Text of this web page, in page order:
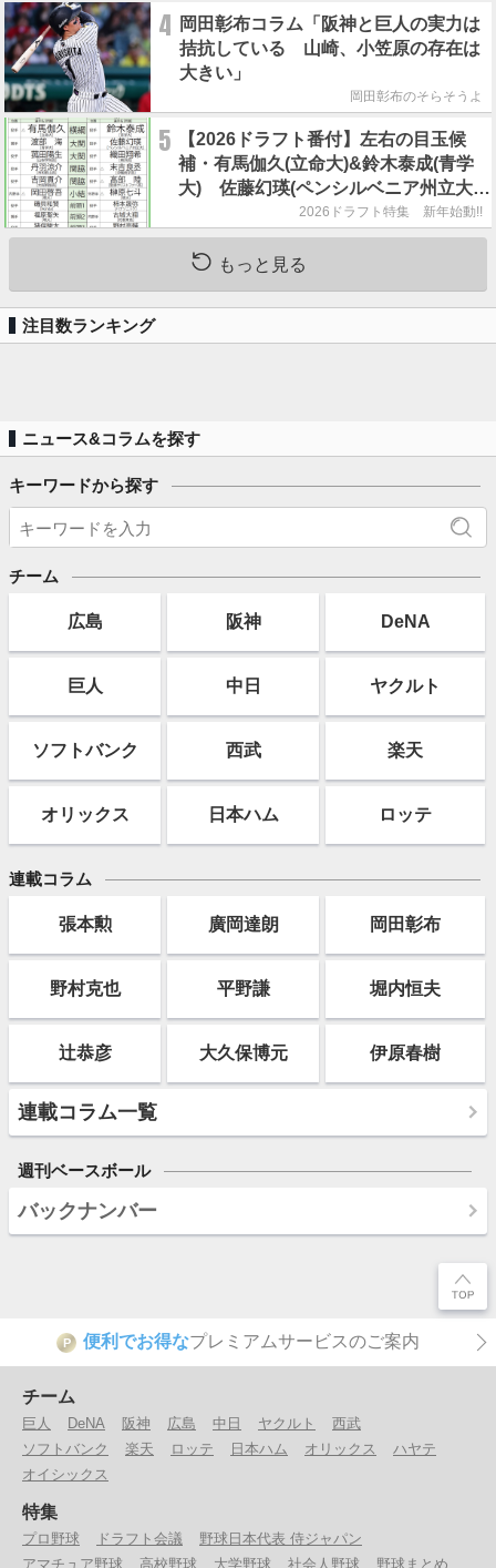
4
岡田彰布コラム「阪神と巨人の実力は
拮抗している 山崎、小笠原の存在は
大きい」
岡田彰布のそらそうよ
5
【2026ドラフト番付】左右の目玉候
補・有馬伽久(立命大)&鈴木泰成(青学
大) 佐藤幻瑛(ペンシルベニア州立大)
の強行指名はあるのか？2026ドラフト特集 新年始動!!
もっと見る
注目数ランキング
ニュース&コラムを探す
キーワードから探す
チーム
広島 阪神 DeNA
巨人 中日 ヤクルト
ソフトバンク 西武 楽天
オリックス 日本ハム ロッテ
連載コラム
張本勲 廣岡達朗 岡田彰布
野村克也 平野謙 堀内恒夫
辻恭彦 大久保博元 伊原春樹
連載コラム一覧
週刊ベースボール
バックナンバー
P 便利でお得なプレミアムサービスのご案内
チーム
巨人 DeNA 阪神 広島 中日 ヤクルト
西武
ソフトバンク
楽天 ロッテ 日本ハム オリックス
ハヤテ
オイシックス
特集
プロ野球 ドラフト会議
野球日本代表 侍ジャパン
アマチュア野球
高校野球 大学野球 社会人野球 野球まとめ